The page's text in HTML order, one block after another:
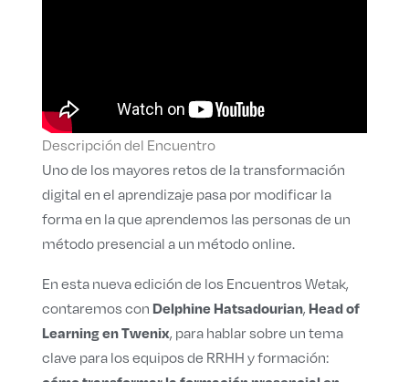
⁣Descripción del Encuentro
Uno de los mayores retos de la transformación
digital en el aprendizaje pasa por modificar la
forma en la que aprendemos las personas de un
método presencial a un método online.
En esta nueva edición de los Encuentros Wetak,
contaremos con Delphine Hatsadourian, Head of
Learning en Twenix, para hablar sobre un tema
clave para los equipos de RRHH y formación: